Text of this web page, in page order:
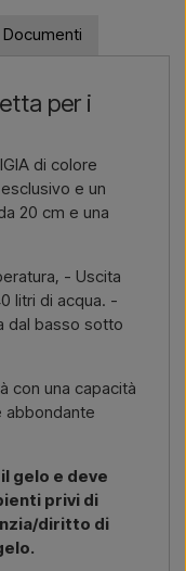
→
un prezzo con
e consegnato, e
Chiamaci →
Documenti
per i
di colore
e un
20 cm e una
- Uscita
litri di acqua. -
dal basso sotto
con una capacità
abbondante
gelo e deve
privi di
diritto di